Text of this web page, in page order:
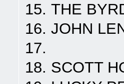
15. THE
16. JOHN
17.
18. SCOTT